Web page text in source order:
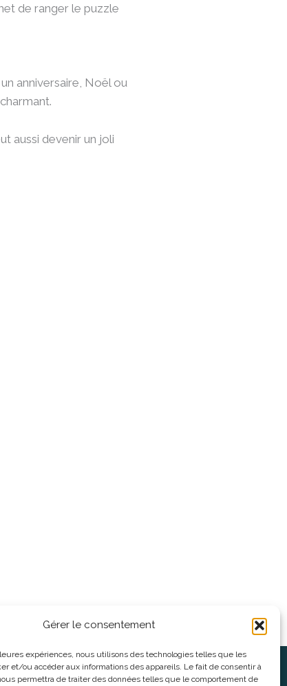
Gérer le consentement
expériences, nous utilisons des technologies telles que les
et/ou accéder aux informations des appareils. Le fait de consentir à
permettra de traiter des données telles que le comportement de
de ranger le puzzle
anniversaire, Noël ou
aussi devenir un joli
Informations légales